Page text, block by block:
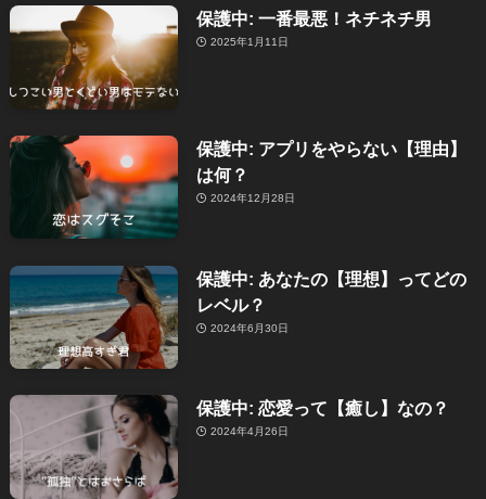
保護中: 一番最悪！ネチネチ男
2025年1月11日
保護中: アプリをやらない【理由】
は何？
2024年12月28日
保護中: あなたの【理想】ってどの
レベル？
2024年6月30日
保護中: 恋愛って【癒し】なの？
2024年4月26日